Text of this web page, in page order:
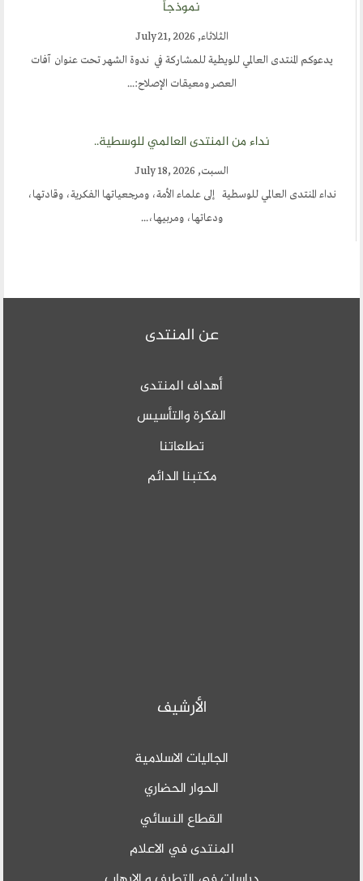
نموذجاً
الثلاثاء, July 21, 2026
يدعوكم المنتدى العالمي للويطية للمشاركة في ندوة الشهر تحت عنوان آفات
العصر ومعيقات الإصلاح:...
نداء من المنتدى العالمي للوسطية..
السبت, July 18, 2026
نداء المنتدى العالمي للوسطية إلى علماء الأمة، ومرجعياتها الفكرية، وقادتها،
ودعاتها، ومربيها،...
عن المنتدى
أهداف المنتدى
الفكرة والتأسيس
تطلعاتنا
مكتبنا الدائم
الأرشيف
الجاليات الاسلامية
الحوار الحضاري
القطاع النسائي
المنتدى في الاعلام